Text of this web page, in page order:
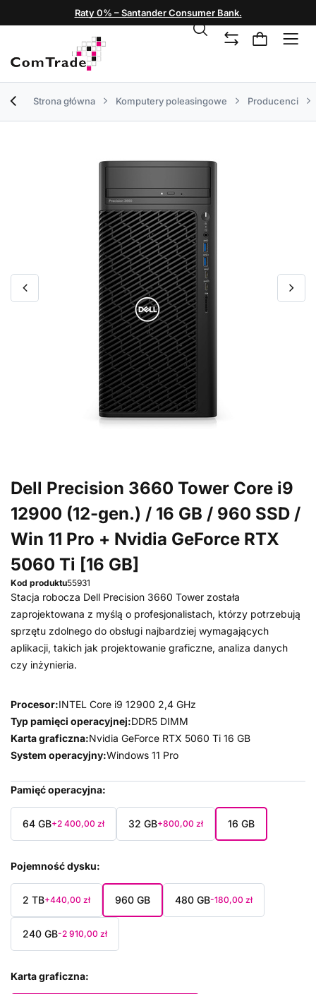
Raty 0% – Santander Consumer Bank.
Strona główna Komputery poleasingowe Producenci
Dell Precision 3660 Tower Core i9
12900 (12-gen.) / 16 GB / 960 SSD /
Win 11 Pro + Nvidia GeForce RTX
5060 Ti [16 GB]
Kod produktu55931
Stacja robocza Dell Precision 3660 Tower została
zaprojektowana z myślą o profesjonalistach, którzy potrzebują
sprzętu zdolnego do obsługi najbardziej wymagających
aplikacji, takich jak projektowanie graficzne, analiza danych
czy inżynieria.
Procesor:INTEL Core i9 12900 2,4 GHz
Typ pamięci operacyjnej:DDR5 DIMM
Karta graficzna:Nvidia GeForce RTX 5060 Ti 16 GB
System operacyjny:Windows 11 Pro
Pamięć operacyjna
64 GB+2 400,00 zł 32 GB+800,00 zł 16 GB
Pojemność dysku
2 TB+440,00 zł 960 GB 480 GB-180,00 zł
240 GB-2 910,00 zł
Karta graficzna